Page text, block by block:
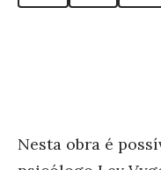
Nesta obra é